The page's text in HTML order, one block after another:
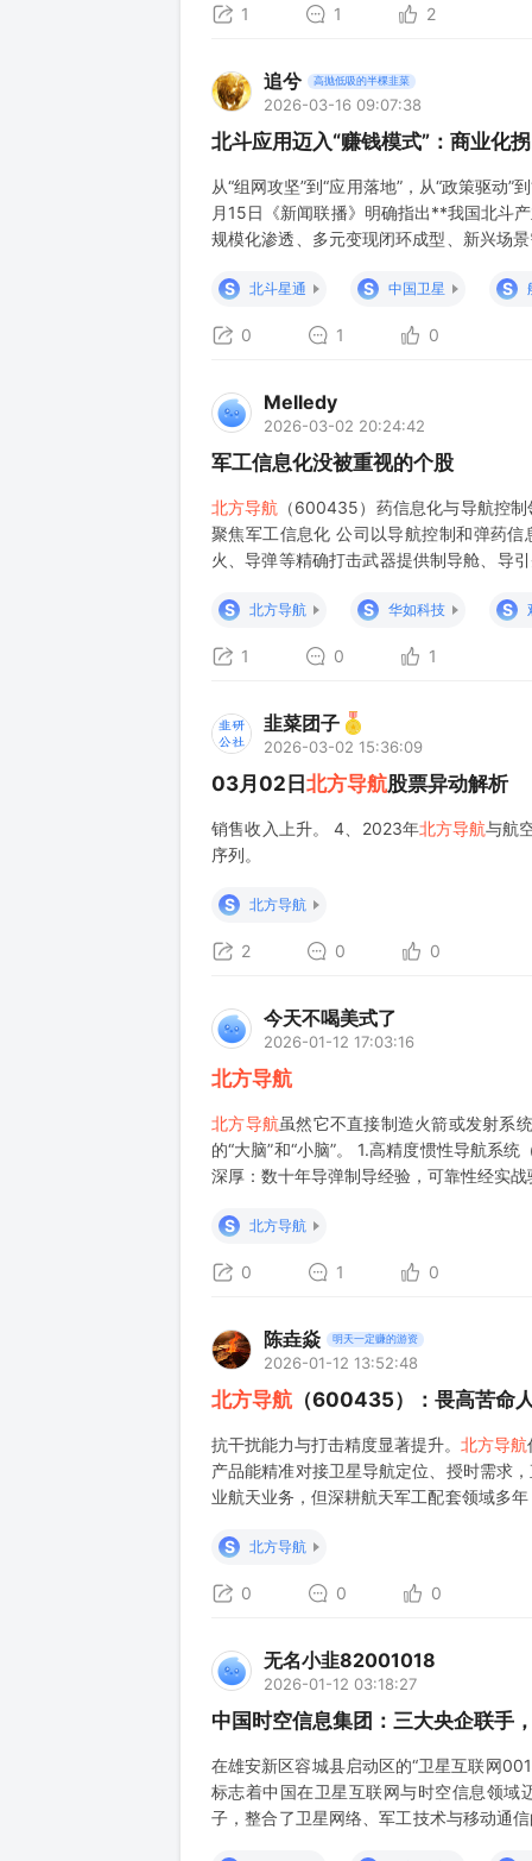
1 1 2
追兮 高抛低吸的半棵韭菜
2026-03-16 09:07:38
北斗应用迈入“赚钱模式”：商业化
从“组网攻坚”到“应用落地”，从“政策驱
月15日《新闻联播》明确指出**我国北斗
规模化渗透、多元变现闭环成型、新兴场
心判断：北斗为何能正式进入“赚
S 北斗星通 S 中国卫星 S
0 1 0
Melledy
2026-03-02 20:24:42
军工信息化没被重视的个股
北方导航 （600435）药信息化与导航控
聚焦军工信息化 公司以导航控制和弹药
火、导弹等精确打击武器提供制导舱、导
S
北方导航 S 华如科技 S
1 0 1
韭菜团子
2026-03-02 15:36:09
03月02日 北方导航股票异动解析
销售收入上升。 4、2023年北方导航与航
序列。
S 北方导航
2 0 0
今天不喝美式了
2026-01-12 17:03:16
北方导航
北方导航虽然它不直接制造火箭或发射系
的“大脑”和“小脑”。 1.高精度惯性导航系
深厚：数十年导弹制导经验，可靠性经实
S 北方导航
0 1 0
陈垚焱 明天一定赚的游资
2026-01-12 13:52:48
北方导航 （600435）：畏高苦命
抗干扰能力与打击精度显著提升。 北方导航
产品能精准对接卫星导航定位、授时需求
业航天业务，但深耕航天军工配套领域多
S
北方导航
0 0 0
无名小韭82001018
2026-01-12 03:18:27
中国时空信息集团：三大央企联手
在雄安新区容城县启动区的“卫星互联网
标志着中国在卫星互联网与时空信息领域
子，整合了卫星网络、军工技术与移动通